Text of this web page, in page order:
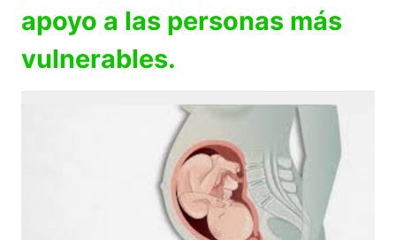
apoyo a las personas más
vulnerables.